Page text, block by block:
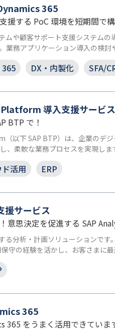
365
援する PoC 環境を短期間で構
や顧客サポート支援システムの
業務アプリケーション導入の検討
DX・内製化 SFA/
導入支援サービス
BTP で！
以下 SAP BTP）は、企業のデ
、柔軟な業務プロセスを実現しま
活用 ERP
サービス
意思決定を促進する SAP
る分析・計画ソリューションで
守の経験を活かし、お客さまに最
365
365 をうまく活用できていま